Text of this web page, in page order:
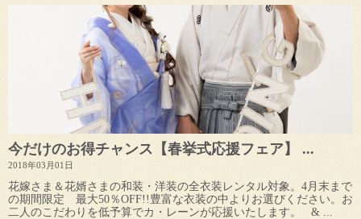
今だけのお得チャンス【春挙式応援フェア】 ...
2018年03月01日
花嫁さま＆花婿さまの和装・洋装の全衣装レンタル対象。4月末まで
の期間限定 最大50％OFF!!豊富な衣装の中よりお選びください。お
二人のこだわりを低予算でカ・レーンが応援いたします。 & ...